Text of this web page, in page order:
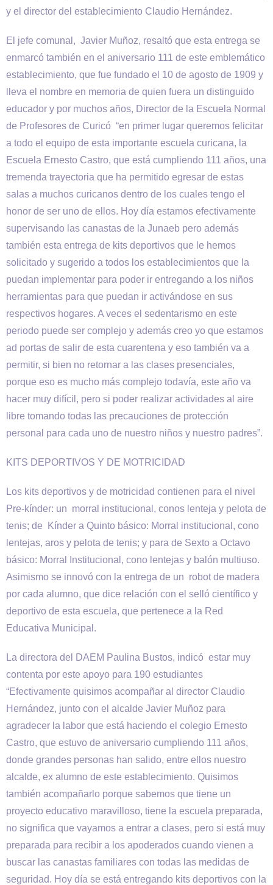
y el director del establecimiento Claudio Hernández.
El jefe comunal, Javier Muñoz, resaltó que esta entrega se
enmarcó también en el aniversario 111 de este emblemático
establecimiento, que fue fundado el 10 de agosto de 1909 y
lleva el nombre en memoria de quien fuera un distinguido
educador y por muchos años, Director de la Escuela Normal
de Profesores de Curicó “en primer lugar queremos felicitar
a todo el equipo de esta importante escuela curicana, la
Escuela Ernesto Castro, que está cumpliendo 111 años, una
tremenda trayectoria que ha permitido egresar de estas
salas a muchos curicanos dentro de los cuales tengo el
honor de ser uno de ellos. Hoy día estamos efectivamente
supervisando las canastas de la Junaeb pero además
también esta entrega de kits deportivos que le hemos
solicitado y sugerido a todos los establecimientos que la
puedan implementar para poder ir entregando a los niños
herramientas para que puedan ir activándose en sus
respectivos hogares. A veces el sedentarismo en este
periodo puede ser complejo y además creo yo que estamos
ad portas de salir de esta cuarentena y eso también va a
permitir, si bien no retornar a las clases presenciales,
porque eso es mucho más complejo todavía, este año va
hacer muy difícil, pero si poder realizar actividades al aire
libre tomando todas las precauciones de protección
personal para cada uno de nuestro niños y nuestro padres”.
KITS DEPORTIVOS Y DE MOTRICIDAD
Los kits deportivos y de motricidad contienen para el nivel
Pre-kínder: un morral institucional, conos lenteja y pelota de
tenis; de Kínder a Quinto básico: Morral institucional, cono
lentejas, aros y pelota de tenis; y para de Sexto a Octavo
básico: Morral Institucional, cono lentejas y balón multiuso.
Asimismo se innovó con la entrega de un robot de madera
por cada alumno, que dice relación con el selló científico y
deportivo de esta escuela, que pertenece a la Red
Educativa Municipal.
La directora del DAEM Paulina Bustos, indicó estar muy
contenta por este apoyo para 190 estudiantes
“Efectivamente quisimos acompañar al director Claudio
Hernández, junto con el alcalde Javier Muñoz para
agradecer la labor que está haciendo el colegio Ernesto
Castro, que estuvo de aniversario cumpliendo 111 años,
donde grandes personas han salido, entre ellos nuestro
alcalde, ex alumno de este establecimiento. Quisimos
también acompañarlo porque sabemos que tiene un
proyecto educativo maravilloso, tiene la escuela preparada,
no significa que vayamos a entrar a clases, pero si está muy
preparada para recibir a los apoderados cuando vienen a
buscar las canastas familiares con todas las medidas de
seguridad. Hoy día se está entregando kits deportivos con la